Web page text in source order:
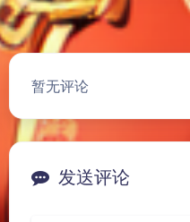
豆
暂无评论
发送评论